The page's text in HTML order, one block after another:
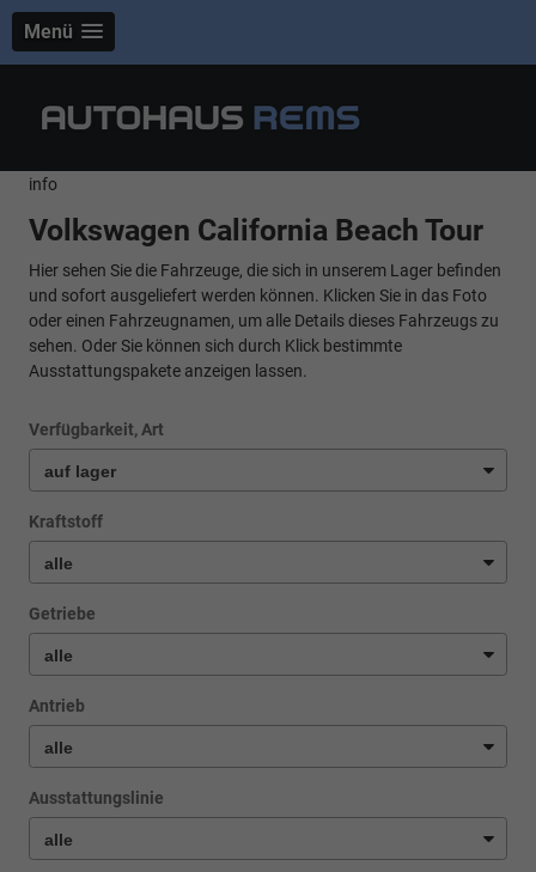
Menü
info
Volkswagen California Beach Tour
Hier sehen Sie die Fahrzeuge, die sich in unserem Lager befinden
und sofort ausgeliefert werden können. Klicken Sie in das Foto
oder einen Fahrzeugnamen, um alle Details dieses Fahrzeugs zu
sehen. Oder Sie können sich durch Klick bestimmte
Ausstattungspakete anzeigen lassen.
Verfügbarkeit, Art
Kraftstoff
Getriebe
Antrieb
Ausstattungslinie